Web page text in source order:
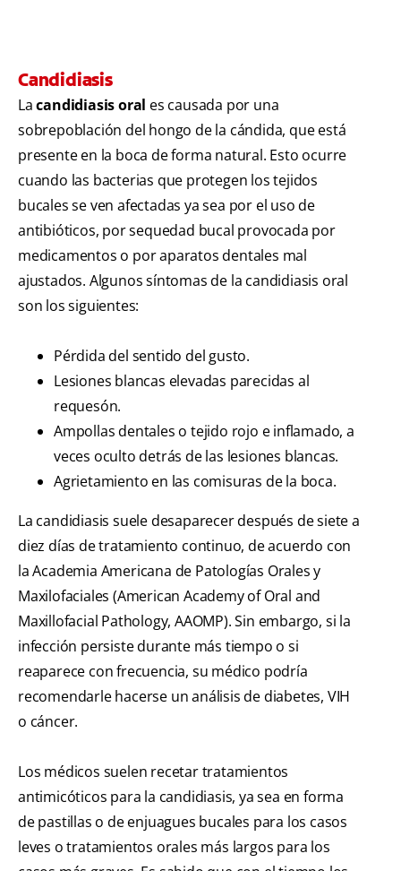
Candidiasis
Lacandidiasis oral es causada por una
sobrepoblación del hongo de la cándida, que está
presente en la boca de forma natural. Esto ocurre
cuando las bacterias que protegen los tejidos
bucales se ven afectadas ya sea por el uso de
antibióticos, por sequedad bucal provocada por
medicamentos o por aparatos dentales mal
ajustados. Algunos síntomas de la candidiasis oral
son los siguientes:
Pérdida del sentido del gusto.
Lesiones blancas elevadas parecidas al
requesón.
Ampollas dentales o tejido rojo e inflamado, a
veces oculto detrás de las lesiones blancas.
Agrietamiento en las comisuras de la boca.
La candidiasis suele desaparecer después de siete a
diez días de tratamiento continuo, de acuerdo con
la Academia Americana de Patologías Orales y
Maxilofaciales (American Academy of Oral and
Maxillofacial Pathology, AAOMP). Sin embargo, si la
infección persiste durante más tiempo o si
reaparece con frecuencia, su médico podría
recomendarle hacerse un análisis de diabetes, VIH
o cáncer.
Los médicos suelen recetar tratamientos
antimicóticos para la candidiasis, ya sea en forma
de pastillas o de enjuagues bucales para los casos
leves o tratamientos orales más largos para los